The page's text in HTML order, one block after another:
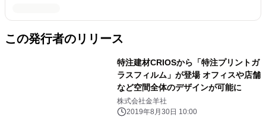
この発行者のリリース
特注建材CRIOSから「特注プリントガ
ラスフィルム」が登場 オフィスや店舗
など空間全体のデザインが可能に
株式会社金羊社
2019年8月30日 10:00